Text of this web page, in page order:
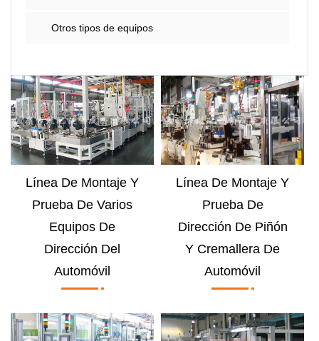
Otros tipos de equipos
Línea De Montaje Y
Prueba De Varios
Equipos De
Dirección Del
Automóvil
Línea De Montaje Y
Prueba De
Dirección De Piñón
Y Cremallera De
Automóvil